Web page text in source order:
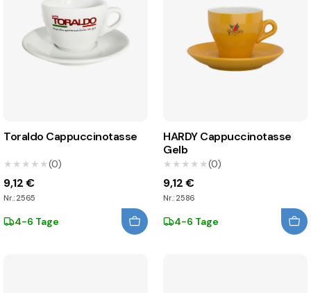
Toraldo Cappuccinotasse
★★★★★
★★★★★(0)
9,12 €
Nr.: 2565
4-6 Tage
HARDY Cappuccinotasse
Gelb
★★★★★
★★★★★(0)
9,12 €
Nr.: 2586
4-6 Tage